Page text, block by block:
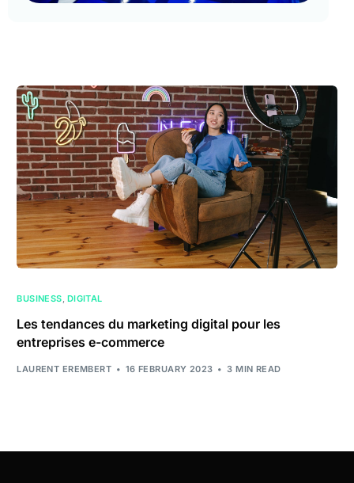
BUSINESS, DIGITAL
Les tendances du marketing digital pour les
entreprises e-commerce
LAURENT EREMBERT 16 FEBRUARY 2023 3 MIN READ